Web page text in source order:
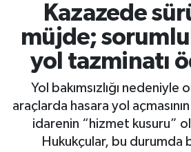
Kazazede
müjde;
yol tazminatı
Yol bakımsızlığı nedeniyle
araçlarda hasara yol
idarenin “hizmet kusuru”
Hukukçular, bu durumda
SPOR
SİYASET
EKONOMİ
GÜNDEM
Kahramanmaraş Trafik
Süper Lig Puan Durumu ve
Tüm Manşetler
Son Dakika Haberleri